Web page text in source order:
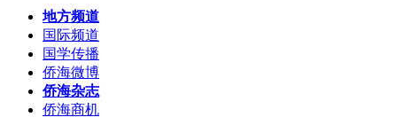
地方频道
国际频道
国学传播
侨海微博
侨海杂志
侨海商机